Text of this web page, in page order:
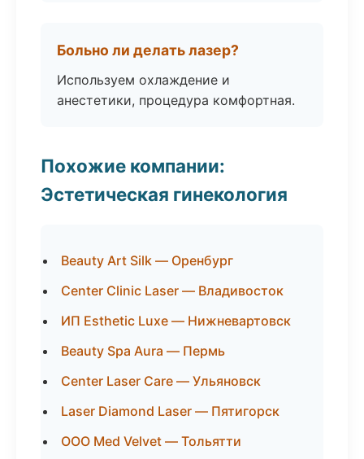
Больно ли делать лазер?
Используем охлаждение и
анестетики, процедура комфортная.
Похожие компании:
Эстетическая гинекология
Beauty Art Silk — Оренбург
Center Clinic Laser — Владивосток
ИП Esthetic Luxe — Нижневартовск
Beauty Spa Aura — Пермь
Center Laser Care — Ульяновск
Laser Diamond Laser — Пятигорск
ООО Med Velvet — Тольятти